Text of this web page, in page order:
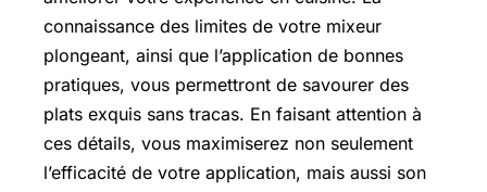
connaissance des limites de votre mixeur
plongeant, ainsi que l’application de bonnes
pratiques, vous permettront de savourer des
plats exquis sans tracas. En faisant attention à
ces détails, vous maximiserez non seulement
l’efficacité de votre application, mais aussi son